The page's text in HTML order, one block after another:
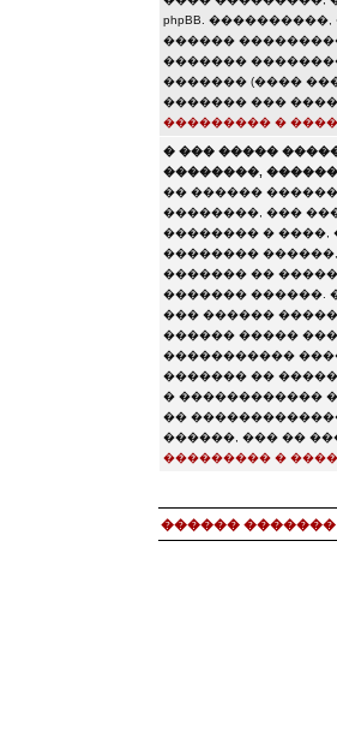
phpBB.
������
�������
������� (����
������� ���
��������� �
� ��� �����
��������,
�� ������
��������, ���
�������� � ����,
�������� ������,
������� ��
������� ������.
��� ������
������ �����
�����������
������� ��
� ������������
��
������, ��� ��
��������� �
������